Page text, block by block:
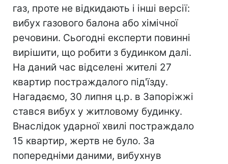
газ, проте не відкидають і інші версії:
вибух газового балона або хімічної
речовини. Сьогодні експерти повинні
вирішити, що робити з будинком далі.
На даний час відселені жителі 27
квартир постраждалого під'їзду.
Нагадаємо, 30 липня ц.р. в Запоріжжі
стався вибух у житловому будинку.
Внаслідок ударної хвилі постраждало
15 квартир, жертв не було. За
попередніми даними, вибухнув